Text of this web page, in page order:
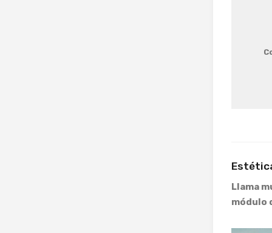
Llama
módulo